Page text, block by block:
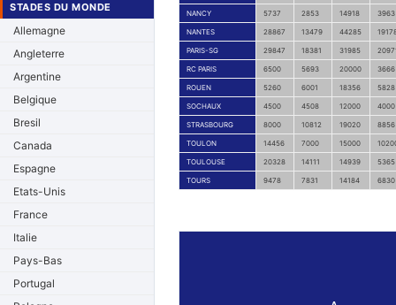
STADES DU MONDE
Allemagne
Angleterre
Argentine
Belgique
Bresil
Canada
Espagne
Etats-Unis
France
Italie
Pays-Bas
Portugal
NANCY 5737 2853 14918 3963
NANTES 28867 13479 44285
PARIS-SG 29847 18381 31985
RC PARIS 6500 5693 20000 3666
ROUEN 5260 6001 18356 5828
SOCHAUX 4500 4508 12000 4000
STRASBOURG 8000 10812 19020 8856
TOULON 14456 7000 15000
TOULOUSE 20328 14111 14939 5365
TOURS 9478 7831 14184 6830